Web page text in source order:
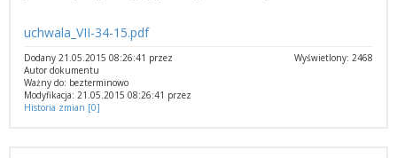
uchwala_VII-34-15.pdf
Wyświetlony: 2468
Dodany 21.05.2015 08:26:41 przez
Autor dokumentu
Ważny do: bezterminowo
Modyfikacja: 21.05.2015 08:26:41 przez
Historia zmian [0]